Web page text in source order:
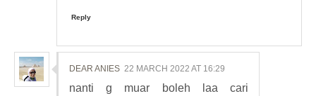
Reply
DEAR ANIES 22 MARCH 2022 AT 16:29
nanti g muar boleh laa cari